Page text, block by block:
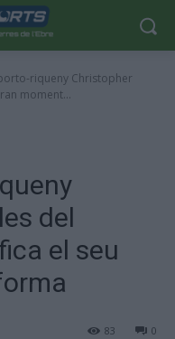
riqueny Christopher
moment...
del
el seu
0
83